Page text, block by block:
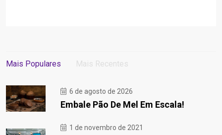
Mais Populares Mais Recentes
6 de agosto de 2026
Embale Pão De Mel Em Escala!
1 de novembro de 2021